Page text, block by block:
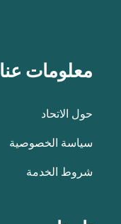
معلومات عنا
حول الاتحاد
سياسة الخصوصية
شروط الخدمة